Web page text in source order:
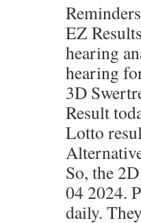
EZ
hearing
hearing
3D
Result
Lotto
So, the
04 2024.
daily.